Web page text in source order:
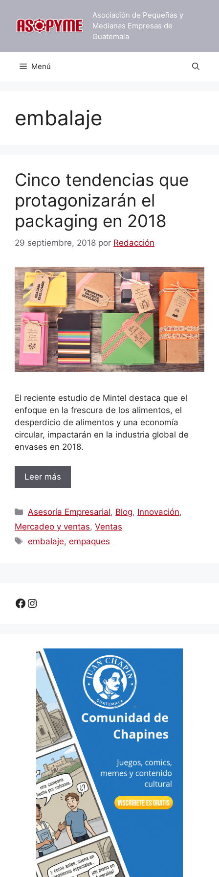
contenido
Asociación de Pequeñas y
Medianas Empresas de
Guatemala
Menú
embalaje
Cinco tendencias que
protagonizarán el
packaging en 2018
29 septiembre, 2018 por Redacción
El reciente estudio de Mintel destaca que el
enfoque en la frescura de los alimentos, el
desperdicio de alimentos y una economía
circular, impactarán en la industria global de
envases en 2018.
Leer más
Categorías
Asesoría Empresarial, Blog, Innovación,
Mercadeo y ventas, Ventas
Etiquetas
embalaje,empaques
Facebook
Instagram